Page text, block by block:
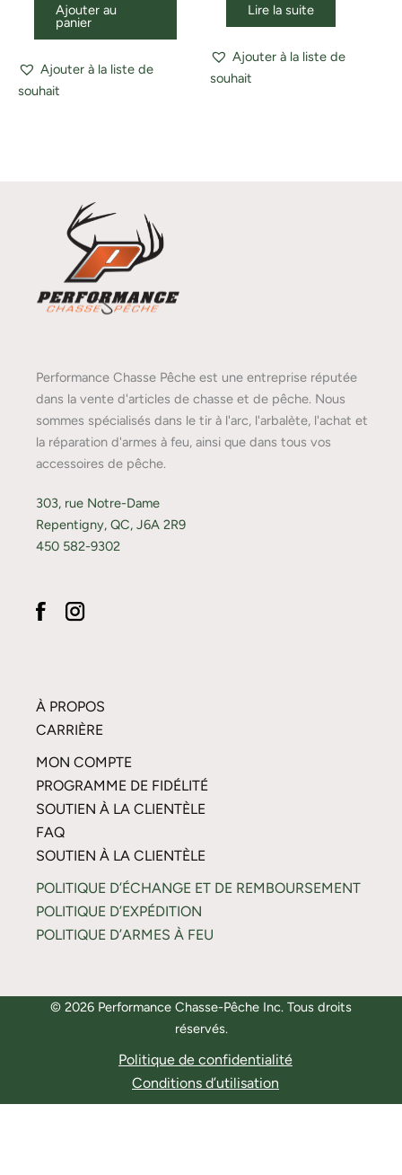
Ajouter au
panier
Ajouter à la liste de
souhait
Lire la suite
Ajouter à la liste de
souhait
Performance Chasse Pêche est une entreprise réputée
dans la vente d'articles de chasse et de pêche. Nous
sommes spécialisés dans le tir à l'arc, l'arbalète, l'achat et
la réparation d'armes à feu, ainsi que dans tous vos
accessoires de pêche.
303, rue Notre-Dame
Repentigny, QC, J6A 2R9
450 582-9302
À PROPOS
CARRIÈRE
MON COMPTE
PROGRAMME DE FIDÉLITÉ
SOUTIEN À LA CLIENTÈLE
FAQ
SOUTIEN À LA CLIENTÈLE
POLITIQUE D’ÉCHANGE ET DE REMBOURSEMENT
POLITIQUE D’EXPÉDITION
POLITIQUE D’ARMES À FEU
© 2026 Performance Chasse-Pêche Inc. Tous droits
réservés.
Politique de confidentialité
Conditions d’utilisation